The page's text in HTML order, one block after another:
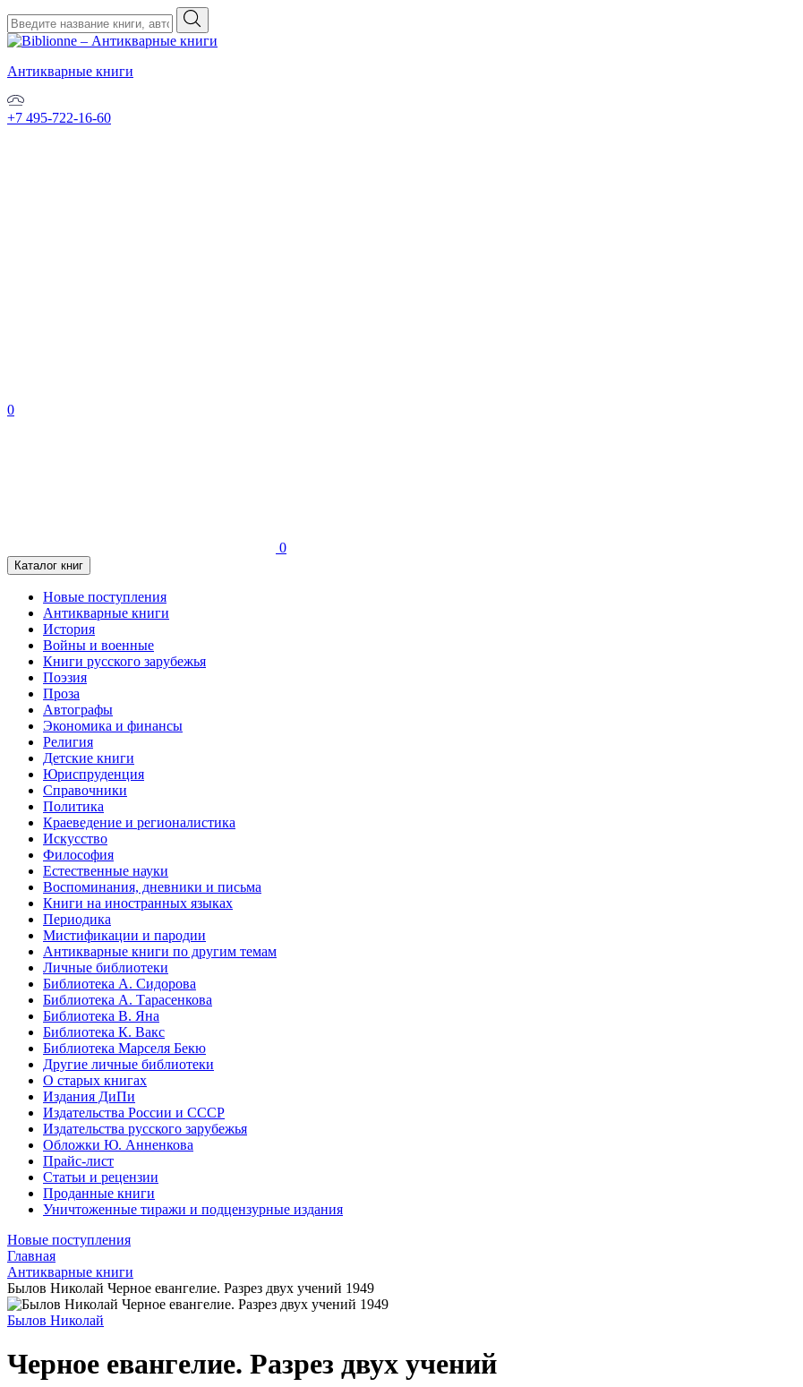
Антикварные книги
+7 495-722-16-60
0
0
Каталог книг
Новые поступления
Антикварные книги
История
Войны и военные
Книги русского зарубежья
Поэзия
Проза
Автографы
Экономика и финансы
Религия
Детские книги
Юриспруденция
Справочники
Политика
Краеведение и регионалистика
Искусство
Философия
Естественные науки
Воспоминания, дневники и письма
Книги на иностранных языках
Периодика
Мистификации и пародии
Антикварные книги по другим темам
Личные библиотеки
Библиотека А. Сидорова
Библиотека А. Тарасенкова
Библиотека В. Яна
Библиотека К. Вакс
Библиотека Марселя Бекю
Другие личные библиотеки
О старых книгах
Издания ДиПи
Издательства России и СССР
Издательства русского зарубежья
Обложки Ю. Анненкова
Прайс-лист
Статьи и рецензии
Проданные книги
Уничтоженные тиражи и подцензурные издания
Новые поступления
Главная
Антикварные книги
Былов Николай Черное евангелие. Разрез двух учений 1949
Былов Николай
Черное евангелие. Разрез двух учений